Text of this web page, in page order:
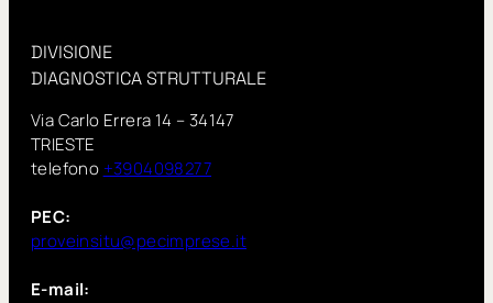
DIVISIONE
DIAGNOSTICA STRUTTURALE
Via Carlo Errera 14 – 34147
TRIESTE
telefono +3904098277
PEC:
proveinsitu@pecimprese.it
E-mail: